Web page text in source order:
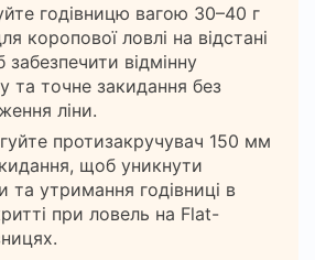
годівницю вагою 30–40 г
коропової ловлі на відстані
відмінну
та точне закидання без
ліни.
протизакручувач 150 мм
щоб уникнути
та утримання годівниці в
при ловель на Flat-